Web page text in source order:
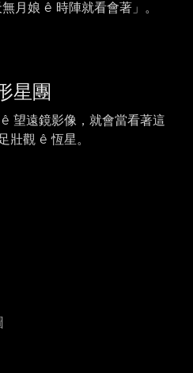
月娘 ê 時陣就看會著」。
星團
望遠鏡影像，就會當看著這
壯觀 ê 恆星。